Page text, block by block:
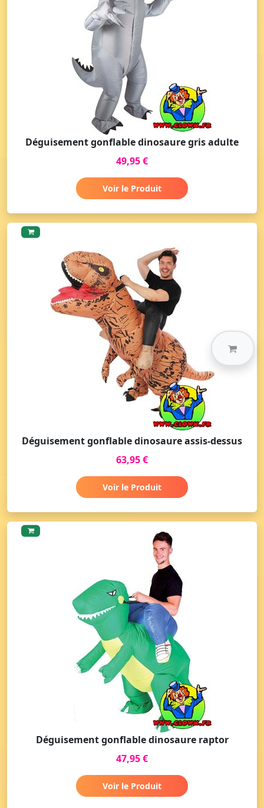
Déguisement gonflable dinosaure gris adulte
49,95 €
Voir le Produit
Déguisement gonflable dinosaure assis-dessus
63,95 €
Voir le Produit
Déguisement gonflable dinosaure raptor
47,95 €
Voir le Produit